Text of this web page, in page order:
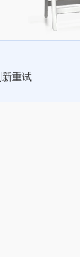
重试